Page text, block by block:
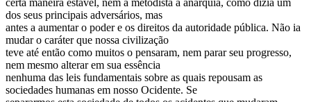
certa maneira estável, nem a metodista a anarquia, como dizia um
dos seus principais adversários, mas
antes a aumentar o poder e os direitos da autoridade pública. Não ia
mudar o caráter que nossa civilização
teve até então como muitos o pensaram, nem parar seu progresso,
nem mesmo alterar em sua essência
nenhuma das leis fundamentais sobre as quais repousam as
sociedades humanas em nosso Ocidente. Se